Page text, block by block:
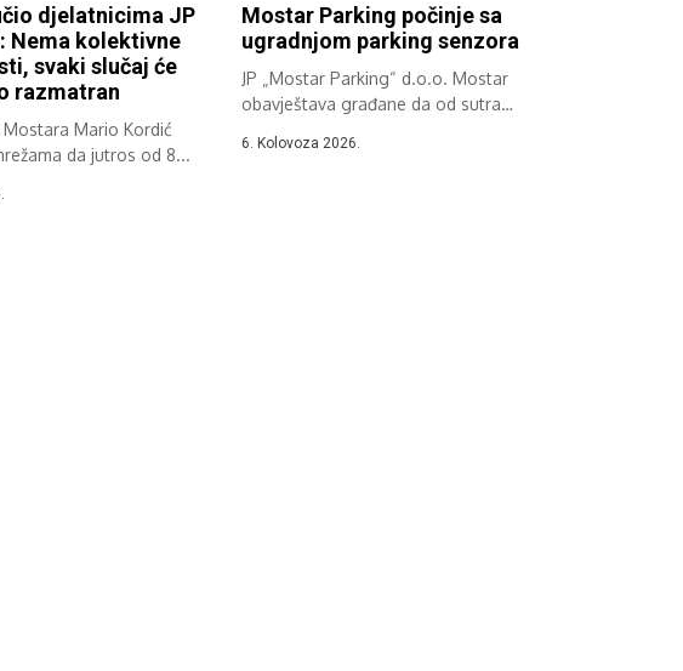
djelatnicima JP
Nema kolektivne
svaki slučaj će
razmatran
Mario Kordić
da jutros od 8...
Mostar Parking počinje sa
ugradnjom parking senzora
JP „Mostar Parking“ d.o.o. Mostar
obavještava građane da od sutra
6. Kolovoza 2026.